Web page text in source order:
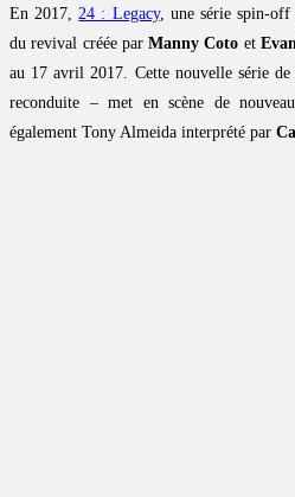
En 2017, 24 : Legacy, une série spin-off
du revival créée parManny Coto et
au 17 avril 2017. Cette nouvelle série de
reconduite – met en scène de
également Tony Almeida interprété par